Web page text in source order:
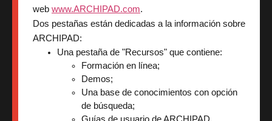
web www.ARCHIPAD.com.
Dos pestañas están dedicadas a la información sobre
ARCHIPAD:
Una pestaña de "Recursos" que contiene:
Formación en línea;
Demos;
Una base de conocimientos con opción
de búsqueda;